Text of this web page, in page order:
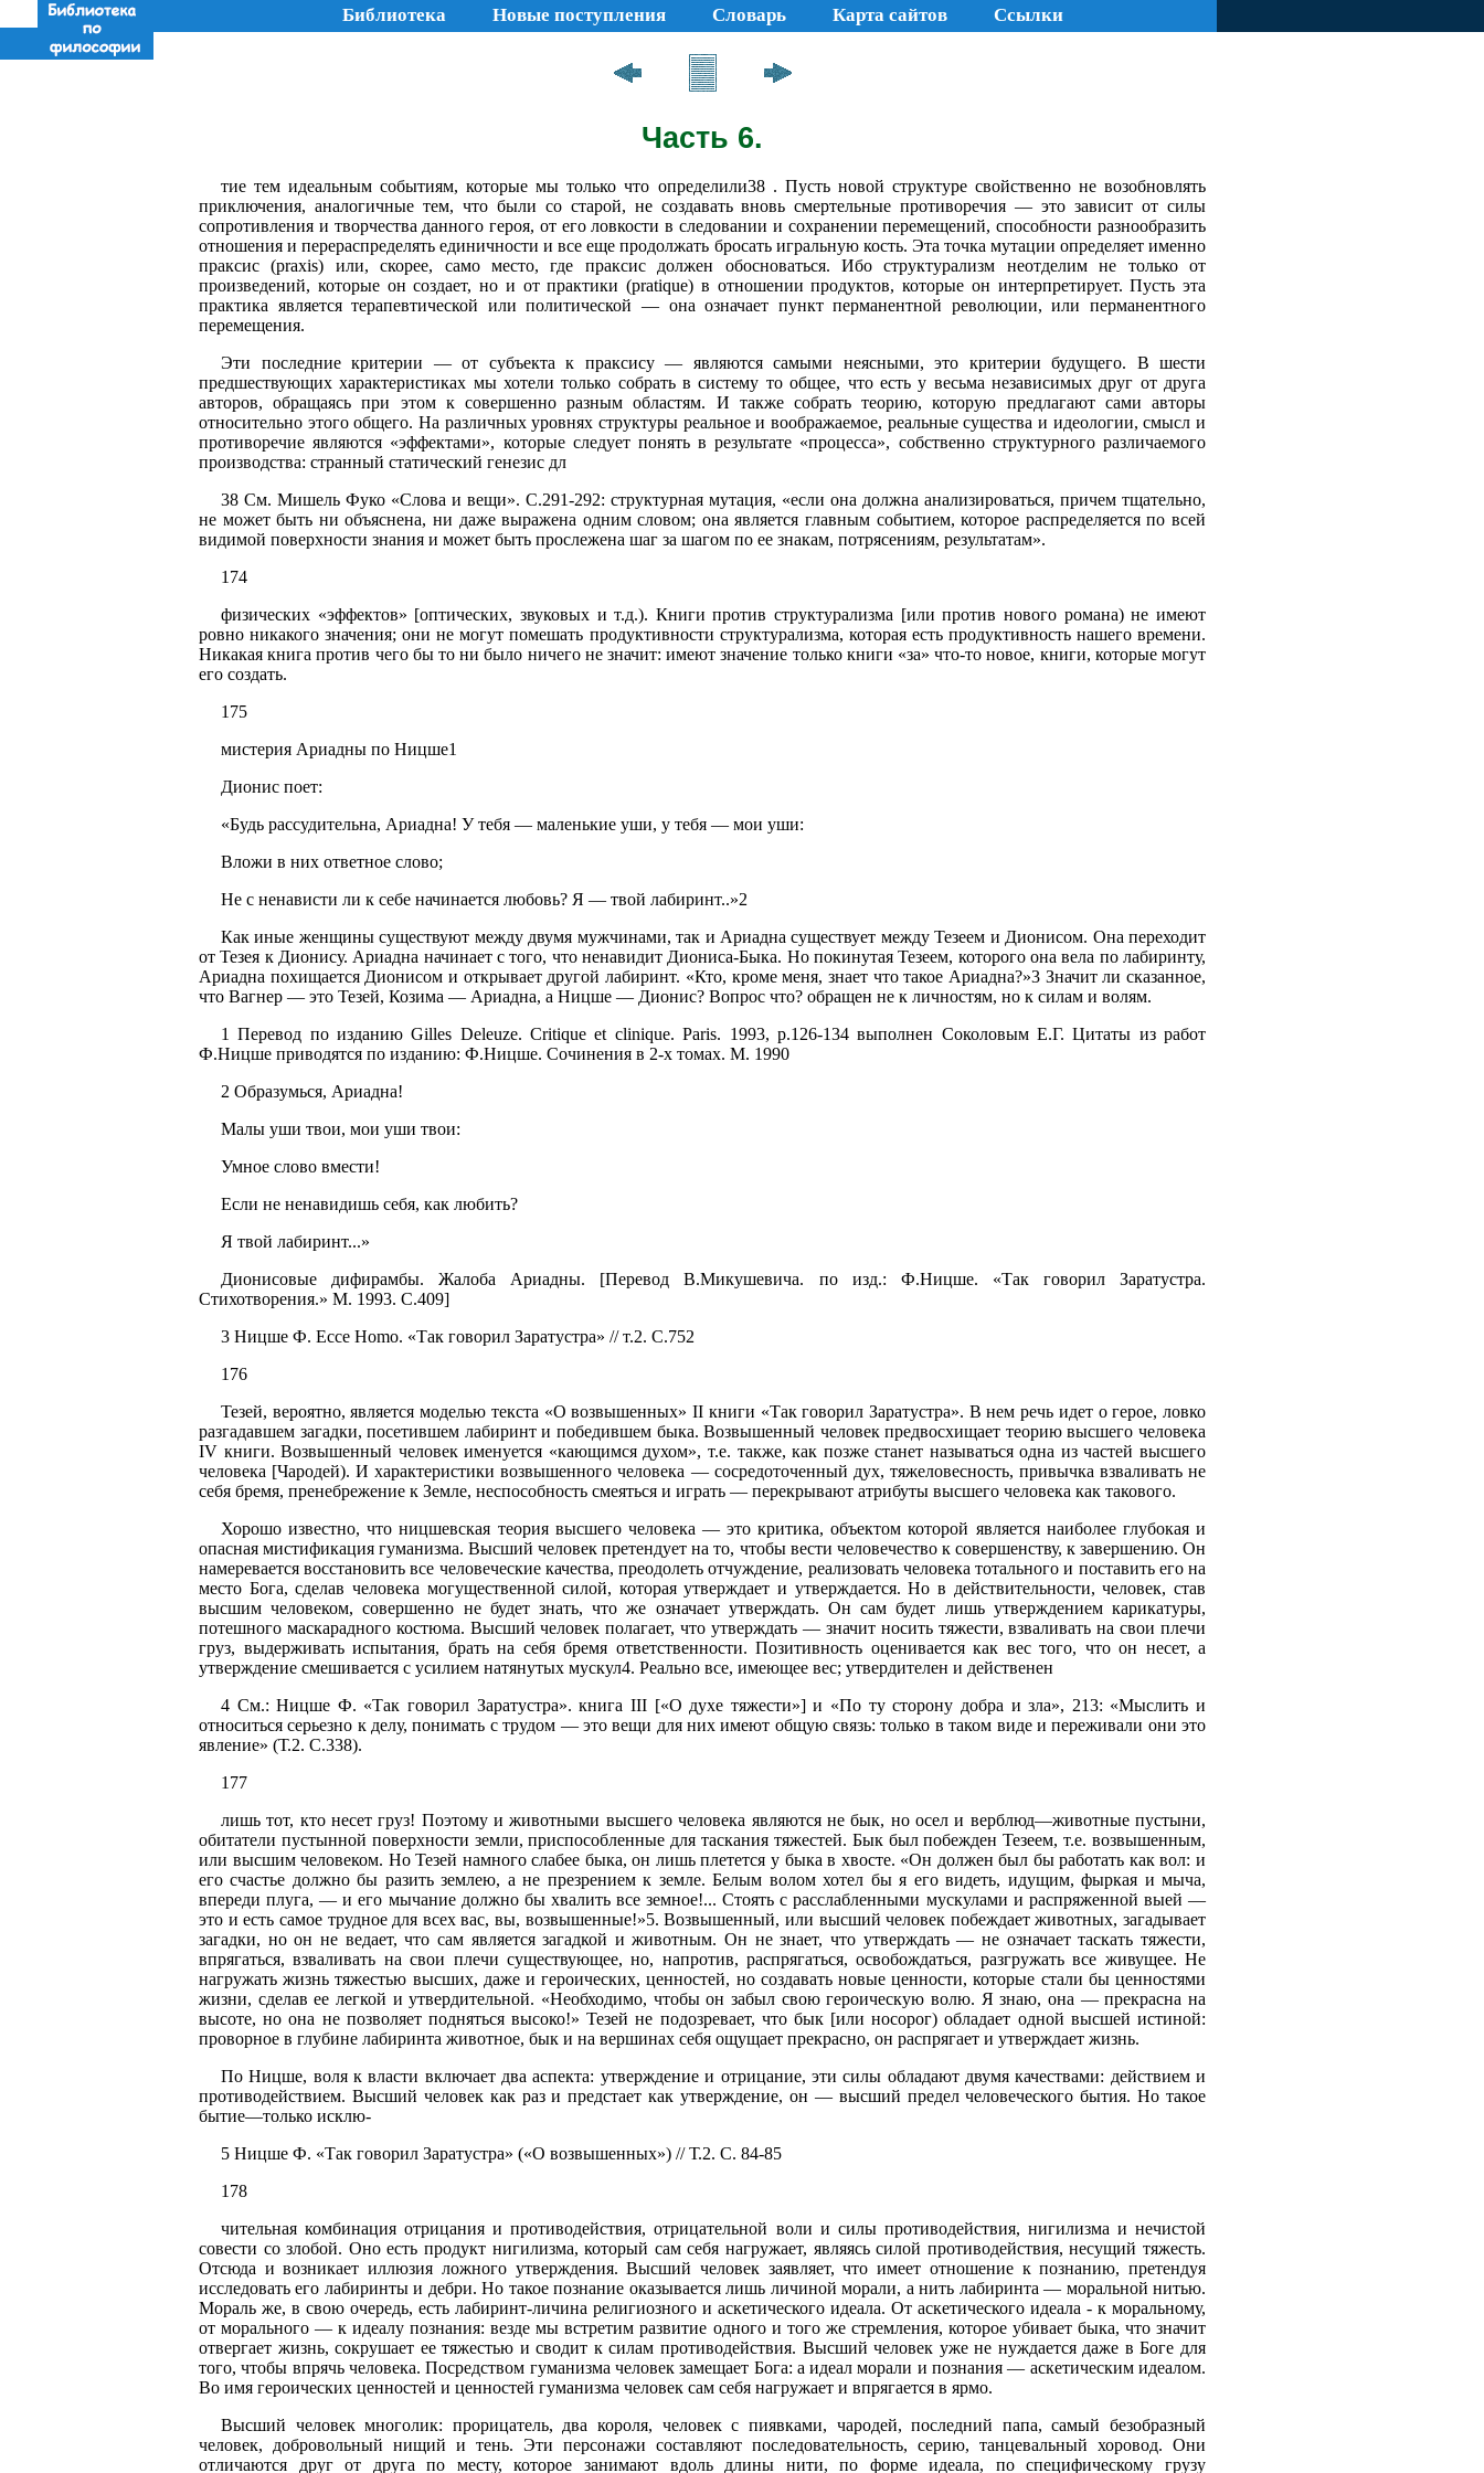
Библиотека Новые поступления Словарь Карта сайтов Ссылки
Часть 6.
тие тем идеальным событиям, которые мы только что определили38 . Пусть новой структуре свойственно не возобновлять
приключения, аналогичные тем, что были со старой, не создавать вновь смертельные противоречия — это зависит от силы
сопротивления и творчества данного героя, от его ловкости в следовании и сохранении перемещений, способности разнообразить
отношения и перераспределять единичности и все еще продолжать бросать игральную кость. Эта точка мутации определяет именно
праксис (praxis) или, скорее, само место, где праксис должен обосноваться. Ибо структурализм неотделим не только от
произведений, которые он создает, но и от практики (pratique) в отношении продуктов, которые он интерпретирует. Пусть эта
практика является терапевтической или политической — она означает пункт перманентной революции, или перманентного
перемещения.
Эти последние критерии — от субъекта к праксису — являются самыми неясными, это критерии будущего. В шести
предшествующих характеристиках мы хотели только собрать в систему то общее, что есть у весьма независимых друг от друга
авторов, обращаясь при этом к совершенно разным областям. И также собрать теорию, которую предлагают сами авторы
относительно этого общего. На различных уровнях структуры реальное и воображаемое, реальные существа и идеологии, смысл и
противоречие являются «эффектами», которые следует понять в результате «процесса», собственно структурного различаемого
производства: странный статический генезис дл
38 См. Мишель Фуко «Слова и вещи». С.291-292: структурная мутация, «если она должна анализироваться, причем тщательно,
не может быть ни объяснена, ни даже выражена одним словом; она является главным событием, которое распределяется по всей
видимой поверхности знания и может быть прослежена шаг за шагом по ее знакам, потрясениям, результатам».
174
физических «эффектов» [оптических, звуковых и т.д.). Книги против структурализма [или против нового романа) не имеют
ровно никакого значения; они не могут помешать продуктивности структурализма, которая есть продуктивность нашего времени.
Никакая книга против чего бы то ни было ничего не значит: имеют значение только книги «за» что-то новое, книги, которые могут
его создать.
175
мистерия Ариадны по Ницше1
Дионис поет:
«Будь рассудительна, Ариадна! У тебя — маленькие уши, у тебя — мои уши:
Вложи в них ответное слово;
Не с ненависти ли к себе начинается любовь? Я — твой лабиринт..»2
Как иные женщины существуют между двумя мужчинами, так и Ариадна существует между Тезеем и Дионисом. Она переходит
от Тезея к Дионису. Ариадна начинает с того, что ненавидит Диониса-Быка. Но покинутая Тезеем, которого она вела по лабиринту,
Ариадна похищается Дионисом и открывает другой лабиринт. «Кто, кроме меня, знает что такое Ариадна?»3 Значит ли сказанное,
что Вагнер — это Тезей, Козима — Ариадна, а Ницше — Дионис? Вопрос что? обращен не к личностям, но к силам и волям.
1 Перевод по изданию Gilles Deleuze. Critique et clinique. Paris. 1993, p.126-134 выполнен Соколовым Е.Г. Цитаты из работ
Ф.Ницше приводятся по изданию: Ф.Ницше. Сочинения в 2-х томах. М. 1990
2 Образумься, Ариадна!
Малы уши твои, мои уши твои:
Умное слово вмести!
Если не ненавидишь себя, как любить?
Я твой лабиринт...»
Дионисовые дифирамбы. Жалоба Ариадны. [Перевод В.Микушевича. по изд.: Ф.Ницше. «Так говорил Заратустра.
Стихотворения.» М. 1993. С.409]
3 Ницше Ф. Ессе Homo. «Так говорил Заратустра» // т.2. С.752
176
Тезей, вероятно, является моделью текста «О возвышенных» II книги «Так говорил Заратустра». В нем речь идет о герое, ловко
разгадавшем загадки, посетившем лабиринт и победившем быка. Возвышенный человек предвосхищает теорию высшего человека
IV книги. Возвышенный человек именуется «кающимся духом», т.е. также, как позже станет называться одна из частей высшего
человека [Чародей). И характеристики возвышенного человека — сосредоточенный дух, тяжеловесность, привычка взваливать не
себя бремя, пренебрежение к Земле, неспособность смеяться и играть — перекрывают атрибуты высшего человека как такового.
Хорошо известно, что ницшевская теория высшего человека — это критика, объектом которой является наиболее глубокая и
опасная мистификация гуманизма. Высший человек претендует на то, чтобы вести человечество к совершенству, к завершению. Он
намеревается восстановить все человеческие качества, преодолеть отчуждение, реализовать человека тотального и поставить его на
место Бога, сделав человека могущественной силой, которая утверждает и утверждается. Но в действительности, человек, став
высшим человеком, совершенно не будет знать, что же означает утверждать. Он сам будет лишь утверждением карикатуры,
потешного маскарадного костюма. Высший человек полагает, что утверждать — значит носить тяжести, взваливать на свои плечи
груз, выдерживать испытания, брать на себя бремя ответственности. Позитивность оценивается как вес того, что он несет, а
утверждение смешивается с усилием натянутых мускул4. Реально все, имеющее вес; утвердителен и действенен
4 См.: Ницше Ф. «Так говорил Заратустра». книга III [«О духе тяжести»] и «По ту сторону добра и зла», 213: «Мыслить и
относиться серьезно к делу, понимать с трудом — это вещи для них имеют общую связь: только в таком виде и переживали они это
явление» (Т.2. С.338).
177
лишь тот, кто несет груз! Поэтому и животными высшего человека являются не бык, но осел и верблюд—животные пустыни,
обитатели пустынной поверхности земли, приспособленные для таскания тяжестей. Бык был побежден Тезеем, т.е. возвышенным,
или высшим человеком. Но Тезей намного слабее быка, он лишь плетется у быка в хвосте. «Он должен был бы работать как вол: и
его счастье должно бы разить землею, а не презрением к земле. Белым волом хотел бы я его видеть, идущим, фыркая и мыча,
впереди плуга, — и его мычание должно бы хвалить все земное!... Стоять с расслабленными мускулами и распряженной выей —
это и есть самое трудное для всех вас, вы, возвышенные!»5. Возвышенный, или высший человек побеждает животных, загадывает
загадки, но он не ведает, что сам является загадкой и животным. Он не знает, что утверждать — не означает таскать тяжести,
впрягаться, взваливать на свои плечи существующее, но, напротив, распрягаться, освобождаться, разгружать все живущее. Не
нагружать жизнь тяжестью высших, даже и героических, ценностей, но создавать новые ценности, которые стали бы ценностями
жизни, сделав ее легкой и утвердительной. «Необходимо, чтобы он забыл свою героическую волю. Я знаю, она — прекрасна на
высоте, но она не позволяет подняться высоко!» Тезей не подозревает, что бык [или носорог) обладает одной высшей истиной:
проворное в глубине лабиринта животное, бык и на вершинах себя ощущает прекрасно, он распрягает и утверждает жизнь.
По Ницше, воля к власти включает два аспекта: утверждение и отрицание, эти силы обладают двумя качествами: действием и
противодействием. Высший человек как раз и предстает как утверждение, он — высший предел человеческого бытия. Но такое
бытие—только исклю-
5 Ницше Ф. «Так говорил Заратустра» («О возвышенных») // Т.2. С. 84-85
178
чительная комбинация отрицания и противодействия, отрицательной воли и силы противодействия, нигилизма и нечистой
совести со злобой. Оно есть продукт нигилизма, который сам себя нагружает, являясь силой противодействия, несущий тяжесть.
Отсюда и возникает иллюзия ложного утверждения. Высший человек заявляет, что имеет отношение к познанию, претендуя
исследовать его лабиринты и дебри. Но такое познание оказывается лишь личиной морали, а нить лабиринта — моральной нитью.
Мораль же, в свою очередь, есть лабиринт-личина религиозного и аскетического идеала. От аскетического идеала - к моральному,
от морального — к идеалу познания: везде мы встретим развитие одного и того же стремления, которое убивает быка, что значит
отвергает жизнь, сокрушает ее тяжестью и сводит к силам противодействия. Высший человек уже не нуждается даже в Боге для
того, чтобы впрячь человека. Посредством гуманизма человек замещает Бога: а идеал морали и познания — аскетическим идеалом.
Во имя героических ценностей и ценностей гуманизма человек сам себя нагружает и впрягается в ярмо.
Высший человек многолик: прорицатель, два короля, человек с пиявками, чародей, последний папа, самый безобразный
человек, добровольный нищий и тень. Эти персонажи составляют последовательность, серию, танцевальный хоровод. Они
отличаются друг от друга по месту, которое занимают вдоль длины нити, по форме идеала, по специфическому грузу